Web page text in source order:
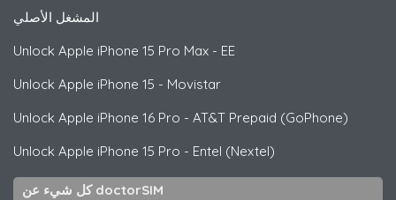
المشغل الأصلي
Unlock Apple iPhone 15 Pro Max - EE
Unlock Apple iPhone 15 - Movistar
Unlock Apple iPhone 16 Pro - AT&T Prepaid (GoPhone)
Unlock Apple iPhone 15 Pro - Entel (Nextel)
كل شيء عن doctorSIM